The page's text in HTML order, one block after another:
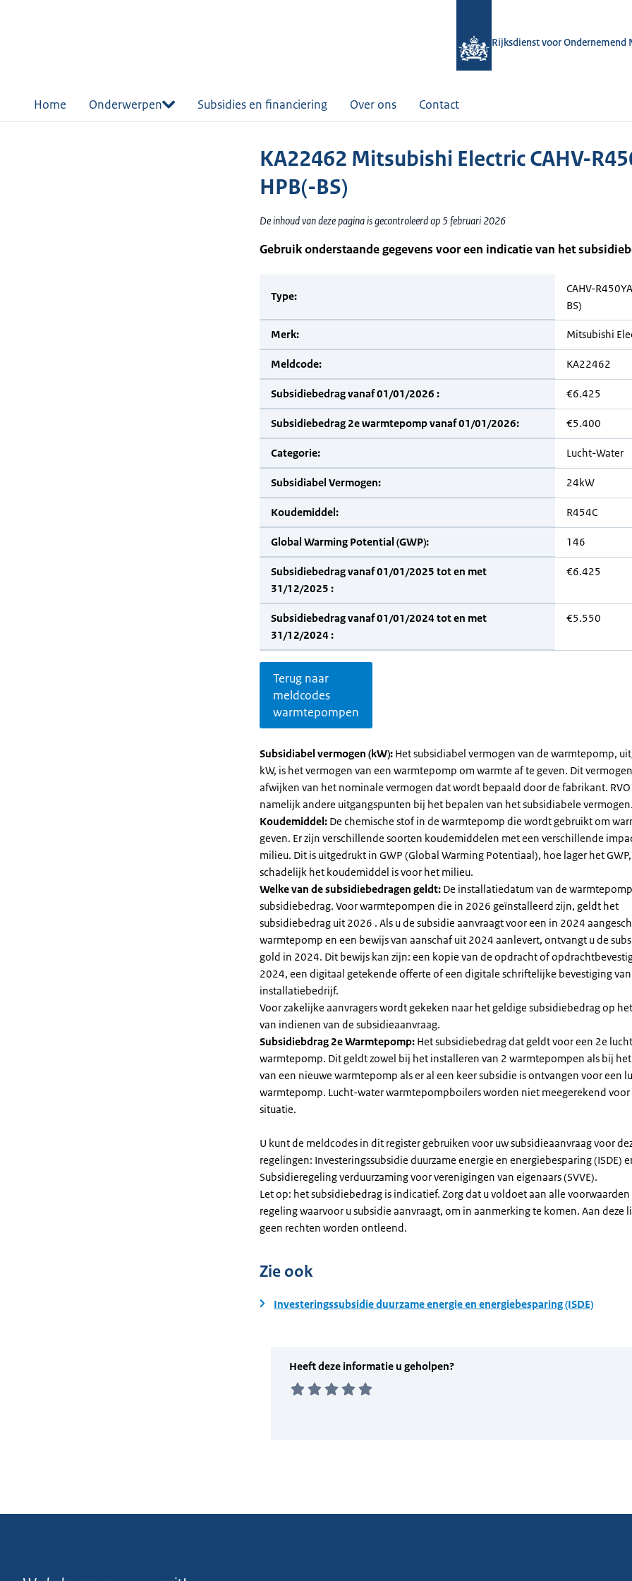
Rijksdienst voor Ondernemend
Home Onderwerpen Subsidies en financiering Over ons Contact
KA22462 Mitsubishi Electric CAHV-
HPB(-BS)
De inhoud van deze pagina is gecontroleerd op 5 februari 2026
Gebruik onderstaande gegevens voor een indicatie van het
Type:
CAHV-
BS)
Merk: Mitsubishi
Meldcode: KA22462
Subsidiebedrag vanaf 01/01/2026 : €6.425
Subsidiebedrag 2e warmtepomp vanaf 01/01/2026: €5.400
Categorie: Lucht-Water
Subsidiabel Vermogen: 24kW
Koudemiddel: R454C
Global Warming Potential (GWP): 146
Subsidiebedrag vanaf 01/01/2025 tot en met
31/12/2025 :
€6.425
Subsidiebedrag vanaf 01/01/2024 tot en met
31/12/2024 :
€5.550
Terug naar
meldcodes
warmtepompen
Subsidiabel vermogen (kW): Het subsidiabel vermogen van de warmtepomp,
kW, is het vermogen van een warmtepomp om warmte af te geven. Dit
afwijken van het nominale vermogen dat wordt bepaald door de fabrikant.
namelijk andere uitgangspunten bij het bepalen van het subsidiabele vermogen.
Koudemiddel: De chemische stof in de warmtepomp die wordt gebruikt om
geven. Er zijn verschillende soorten koudemiddelen met een verschillende
milieu. Dit is uitgedrukt in GWP (Global Warming Potentiaal), hoe lager het
schadelijk het koudemiddel is voor het milieu.
Welke van de subsidiebedragen geldt: De installatiedatum van de
subsidiebedrag. Voor warmtepompen die in 2026 geïnstalleerd zijn, geldt het
subsidiebedrag uit 2026 . Als u de subsidie aanvraagt voor een in 2024
warmtepomp en een bewijs van aanschaf uit 2024 aanlevert, ontvangt u de
gold in 2024. Dit bewijs kan zijn: een kopie van de opdracht of
2024, een digitaal getekende offerte of een digitale schriftelijke bevestiging
installatiebedrijf.
Voor zakelijke aanvragers wordt gekeken naar het geldige subsidiebedrag op
van indienen van de subsidieaanvraag.
Subsidiebdrag 2e Warmtepomp: Het subsidiebedrag dat geldt voor een 2e
warmtepomp. Dit geldt zowel bij het installeren van 2 warmtepompen als bij
van een nieuwe warmtepomp als er al een keer subsidie is ontvangen voor een
warmtepomp. Lucht-water warmtepompboilers worden niet meegerekend voor
situatie.
U kunt de meldcodes in dit register gebruiken voor uw subsidieaanvraag voor
regelingen: Investeringssubsidie duurzame energie en energiebesparing (ISDE)
Subsidieregeling verduurzaming voor verenigingen van eigenaars (SVVE).
Let op: het subsidiebedrag is indicatief. Zorg dat u voldoet aan alle voorwaarden
regeling waarvoor u subsidie aanvraagt, om in aanmerking te komen. Aan deze
geen rechten worden ontleend.
Zie ook
Investeringssubsidie duurzame energie en energiebesparing (ISDE)